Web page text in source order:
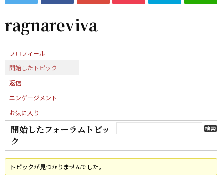
ッ
ォ
ム
ragnareviva
プロフィール
開始したトピック
返信
エンゲージメント
お気に入り
開始したフォーラムトピッ
ク
トピックが見つかりませんでした。